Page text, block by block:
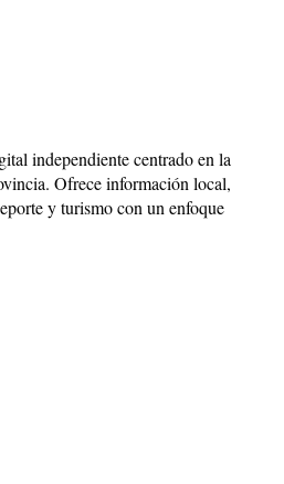
independiente centrado en la
Ofrece información local,
y turismo con un enfoque